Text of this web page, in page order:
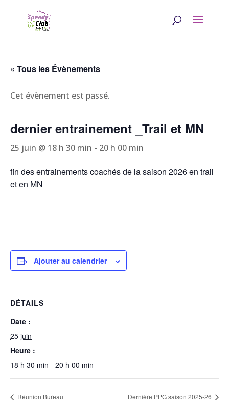
« Tous les Évènements
Cet évènement est passé.
dernier entrainement _Trail et MN
25 juin @ 18 h 30 min - 20 h 00 min
fin des entrainements coachés de la saison 2026 en trail
et en MN
Ajouter au calendrier
DÉTAILS
Date :
25 juin
Heure :
18 h 30 min - 20 h 00 min
Réunion Bureau Dernière PPG saison 2025-26